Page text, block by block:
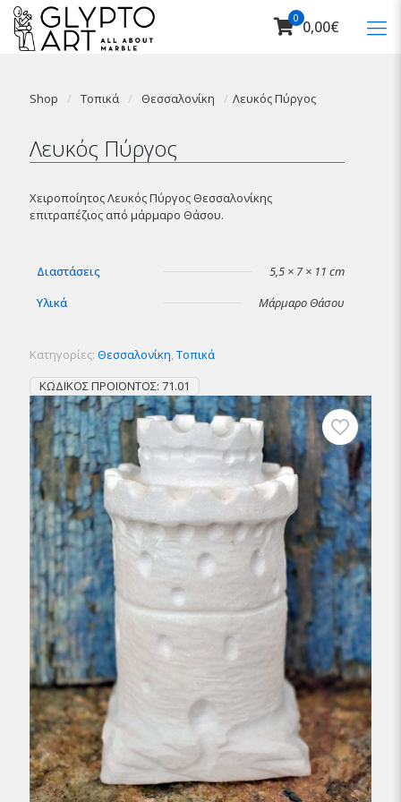
0 0,00€
Shop / Τοπικά / Θεσσαλονίκη / Λευκός Πύργος
Λευκός Πύργος
Χειροποίητος Λευκός Πύργος Θεσσαλονίκης
επιτραπέζιος από μάρμαρο Θάσου.
Διαστάσεις
5,5 × 7 × 11 cm
Υλικά
Μάρμαρο Θάσου
Κατηγορίες: Θεσσαλονίκη, Τοπικά
ΚΩΔΙΚΌΣ ΠΡΟΪΌΝΤΟΣ: 71.01